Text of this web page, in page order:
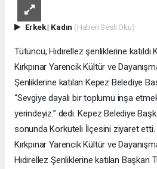
Erkek| Kadın (Haberi Sesli Oku)
Tütüncü, Hıdırellez şenliklerine
Kırkpınar Yarencik Kültür ve
Şenliklerine katılan Kepez Belediye
“Sevgiye dayalı bir toplumu inşa
yerindeyiz.” dedi. Kepez Belediye
sonunda Korkuteli İlçesini ziyaret
Kırkpınar Yarencik Kültür ve
Hıdırellez Şenliklerine katılan